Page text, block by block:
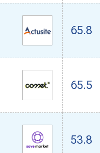
65.8
65.5
53.8